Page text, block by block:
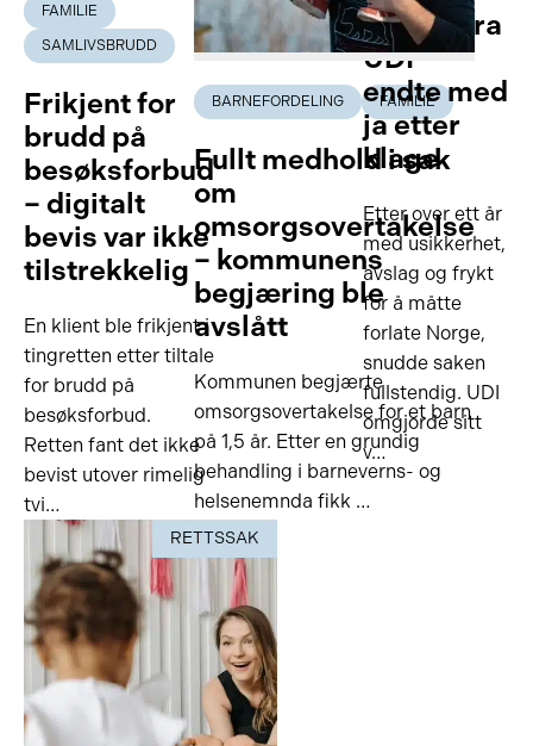
FAMILIE
SAMLIVSBRUDD
Frikjent for
brudd på
besøksforbud
– digitalt
bevis var ikke
tilstrekkelig
En klient ble frikjent i
tingretten etter tiltale
for brudd på
besøksforbud.
Retten fant det ikke
bevist utover rimelig
tvi…
BARNEFORDELING FAMILIE
Fullt medhold i sak
om
omsorgsovertakelse
– kommunens
begjæring ble
avslått
Kommunen begjærte
omsorgsovertakelse for et barn
på 1,5 år. Etter en grundig
behandling i barneverns- og
helsenemnda fikk …
Avslag fra
UDI –
endte med
ja etter
klage
Etter over ett år
med usikkerhet,
avslag og frykt
for å måtte
forlate Norge,
snudde saken
fullstendig. UDI
omgjorde sitt
v…
RETTSSAK